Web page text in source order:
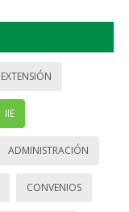
EXTENSIÓN
IIE
ADMINISTRACIÓN
CONVENIOS